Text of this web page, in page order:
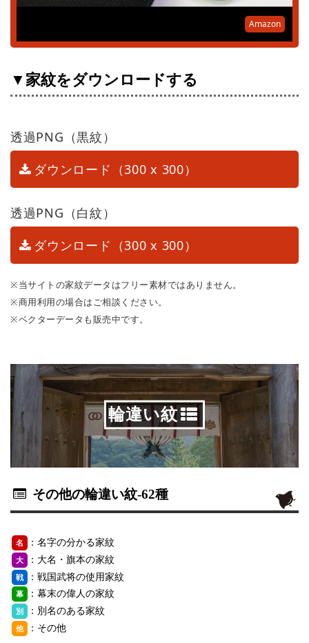
Amazon
▼家紋をダウンロードする
透過PNG（黒紋）
ダウンロード（300 x 300）
透過PNG（白紋）
ダウンロード（300 x 300）
※当サイトの家紋データはフリー素材ではありません。
※商用利用の場合はご相談ください。
※ベクターデータも販売中です。
輪違い紋
その他の輪違い紋-62種
名 ：名字の分かる家紋
大 ：大名・旗本の家紋
戦 ：戦国武将の使用家紋
幕 ：幕末の偉人の家紋
別 ：別名のある家紋
他 ：その他